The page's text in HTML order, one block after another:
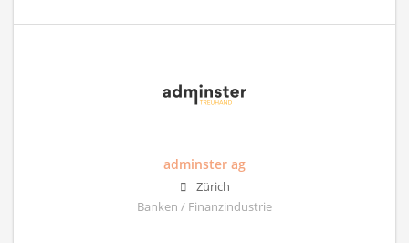
adminster ag
Zürich
Banken / Finanzindustrie